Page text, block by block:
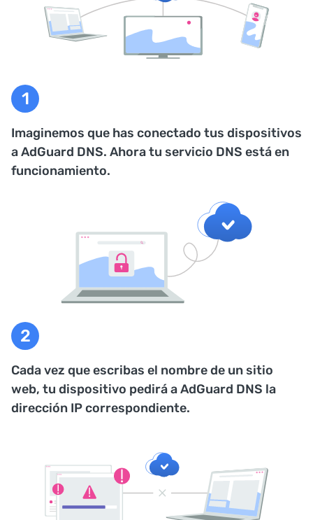
Imaginemos que has conectado tus dispositivos
a AdGuard DNS. Ahora tu servicio DNS está en
funcionamiento.
Cada vez que escribas el nombre de un sitio
web, tu dispositivo pedirá a AdGuard DNS la
dirección IP correspondiente.